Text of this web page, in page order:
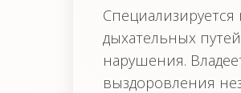
дыхательных
нарушения.
выздоровления